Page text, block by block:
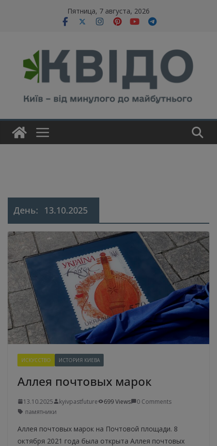
Пятница, 7 августа, 2026
День: 13.10.2025
ИСКУССТВО ИСТОРИЯ КИЕВА
Аллея почтовых марок
13.10.2025 kyivpastfuture 699 Views
0 Comments
памятники
Аллея почтовых марок на Почтовой площади. 8
октября 2021 года была открыта Аллея почтовых
modal-check